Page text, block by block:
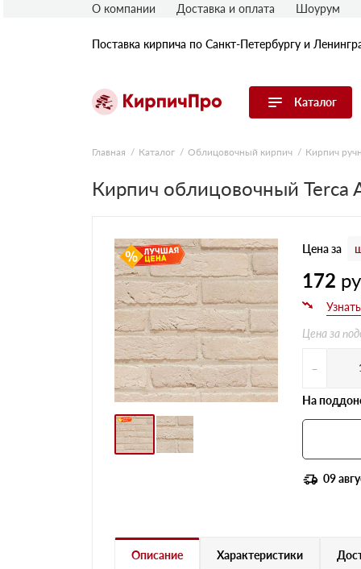
Поставка кирпича по Санкт-Петербургу и
Каталог
Перейти в каталог
Строительный (рядовой) кирпич
блок
Фасадная плитка, камень, декор
Печной кирпич
Брусчатка и мощение
Кладочные смеси
О компании Доставка и оплата Шоурум
Главная Каталог Облицовочный кирпич Кирпич
Кирпич облицовочный
Цена за
172
Цена за
-
На
09
Описание Характеристики